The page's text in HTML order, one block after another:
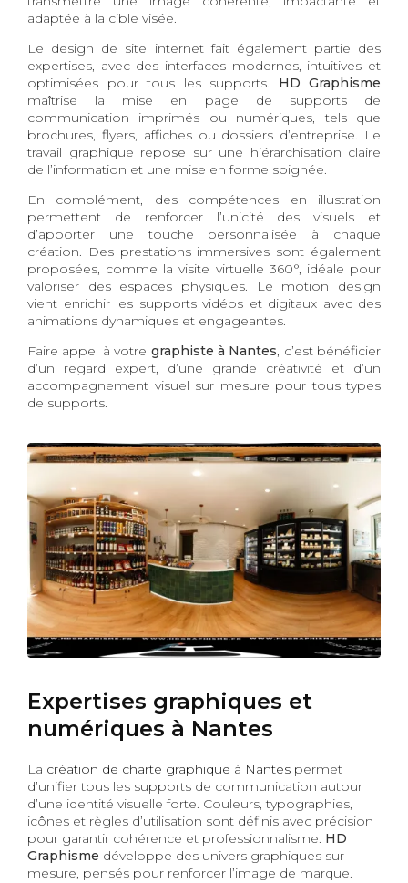
adaptée à la cible visée.
Le design de site internet fait également partie des
expertises, avec des interfaces modernes, intuitives et
optimisées pour tous les supports. HD Graphisme
maîtrise la mise en page de supports de
communication imprimés ou numériques, tels que
brochures, flyers, affiches ou dossiers d’entreprise. Le
travail graphique repose sur une hiérarchisation claire
de l’information et une mise en forme soignée.
En complément, des compétences en illustration
permettent de renforcer l’unicité des visuels et
d’apporter une touche personnalisée à chaque
création. Des prestations immersives sont également
proposées, comme la visite virtuelle 360°, idéale pour
valoriser des espaces physiques. Le motion design
vient enrichir les supports vidéos et digitaux avec des
animations dynamiques et engageantes.
Faire appel à votre graphiste à Nantes, c’est bénéficier
d’un regard expert, d’une grande créativité et d’un
accompagnement visuel sur mesure pour tous types
de supports.
Expertises graphiques et
numériques à Nantes
La création de charte graphique à Nantes permet
d’unifier tous les supports de communication autour
d’une identité visuelle forte. Couleurs, typographies,
icônes et règles d’utilisation sont définis avec précision
pour garantir cohérence et professionnalisme. HD
Graphisme développe des univers graphiques sur
mesure, pensés pour renforcer l’image de marque.